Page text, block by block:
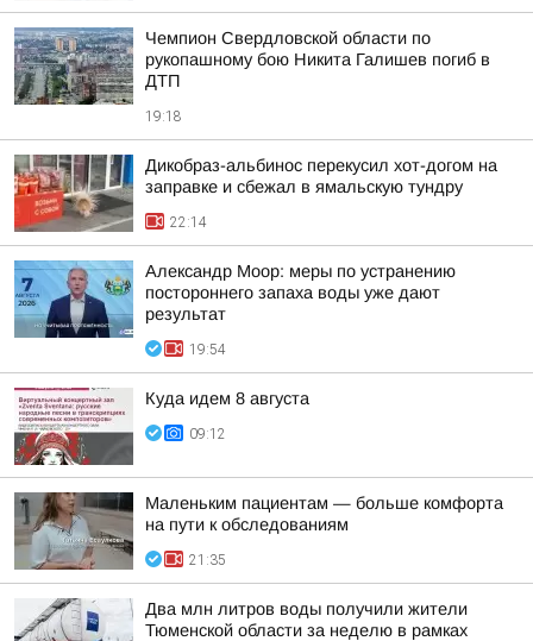
Чемпион Свердловской области по
рукопашному бою Никита Галишев погиб в
ДТП
19:18
Дикобраз-альбинос перекусил хот-догом на
заправке и сбежал в ямальскую тундру
22:14
Александр Моор: меры по устранению
постороннего запаха воды уже дают
результат
19:54
Куда идем 8 августа
09:12
Маленьким пациентам — больше комфорта
на пути к обследованиям
21:35
Два млн литров воды получили жители
Тюменской области за неделю в рамках